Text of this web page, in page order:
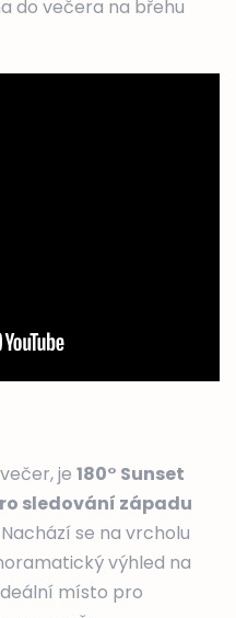
do večera na břehu
je 180° Sunset
sledování západu
Nachází se na vrcholu
výhled na
místo pro